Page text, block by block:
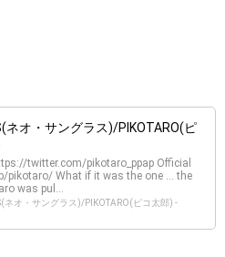
ネオ・サングラス)/PIKOTARO(ピ
twitter.com/pikotaro_ppap Official
pikotaro/ What if it was the one ... the
was pul...
ネオ・サングラス)/PIKOTARO(ピコ太郎) -